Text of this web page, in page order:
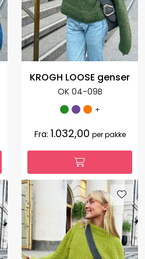
KROGH LOOSE genser
OK 04-09B
+
Fra: 1.032,00 per pakke